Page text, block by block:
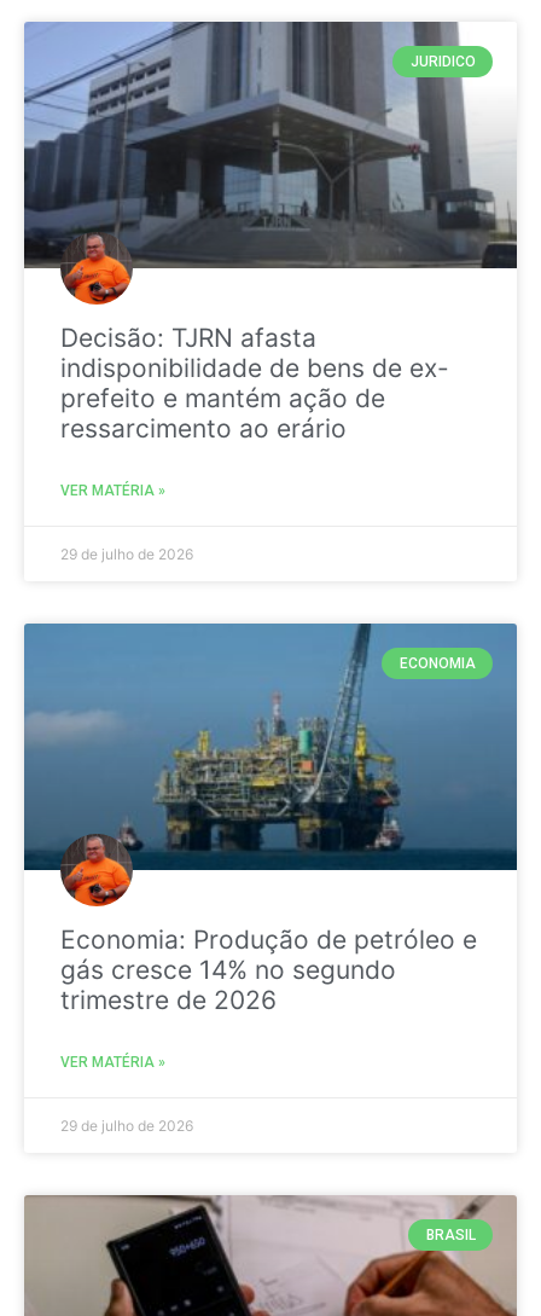
JURIDICO
Decisão: TJRN afasta
indisponibilidade de bens de ex-
prefeito e mantém ação de
ressarcimento ao erário
VER MATÉRIA »
29 de julho de 2026
ECONOMIA
Economia: Produção de petróleo e
gás cresce 14% no segundo
trimestre de 2026
VER MATÉRIA »
29 de julho de 2026
BRASIL